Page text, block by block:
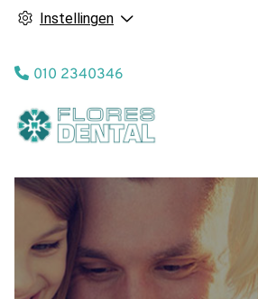
Instellingen
Tel:
010 2340346